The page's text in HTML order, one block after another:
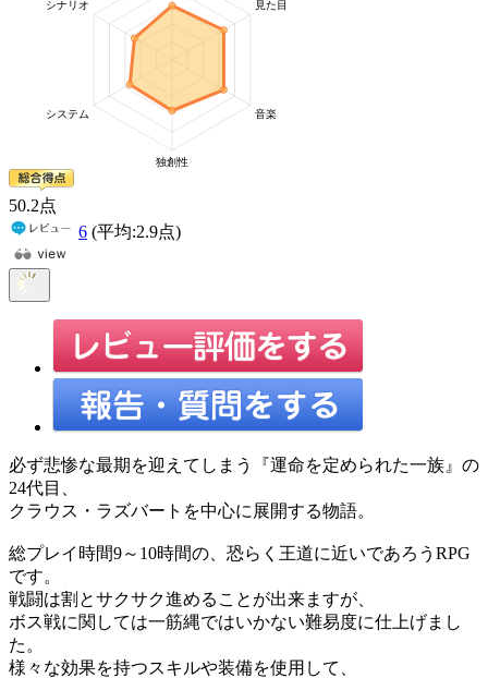
50.2点
6 (平均:2.9点)
必ず悲惨な最期を迎えてしまう『運命を定められた一族』の
24代目、
クラウス・ラズバートを中心に展開する物語。
総プレイ時間9～10時間の、恐らく王道に近いであろうRPG
です。
戦闘は割とサクサク進めることが出来ますが、
ボス戦に関しては一筋縄ではいかない難易度に仕上げまし
た。
様々な効果を持つスキルや装備を使用して、